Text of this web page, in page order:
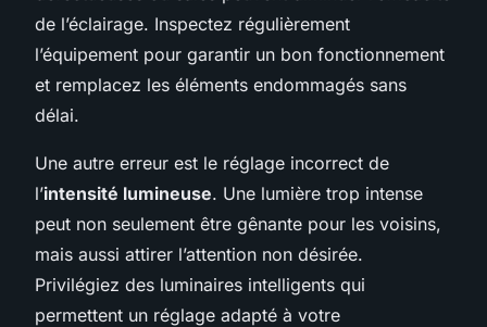
de l’éclairage. Inspectez régulièrement
l’équipement pour garantir un bon fonctionnement
et remplacez les éléments endommagés sans
délai.
Une autre erreur est le réglage incorrect de
l’intensité lumineuse. Une lumière trop intense
peut non seulement être gênante pour les voisins,
mais aussi attirer l’attention non désirée.
Privilégiez des luminaires intelligents qui
permettent un réglage adapté à votre